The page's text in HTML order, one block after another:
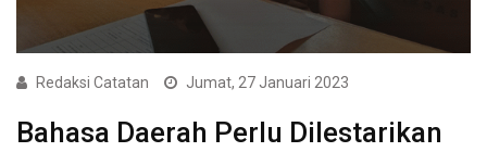
Redaksi Catatan Jumat, 27 Januari 2023
Bahasa Daerah Perlu Dilestarikan